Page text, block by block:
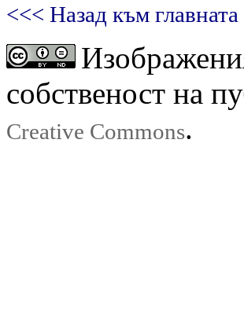
<<< Назад към
собственост на
Creative Commons.